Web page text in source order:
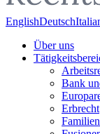
EnglishDeutsch
Über uns
Bank
Erbrecht